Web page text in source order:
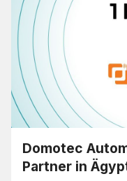
Domotec
Partner in